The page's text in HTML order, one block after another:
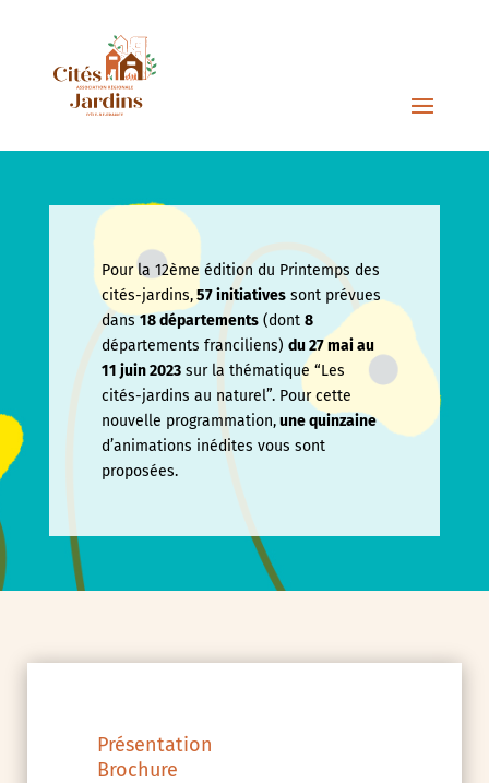
Pour la 12ème édition du Printemps des
cités-jardins,57 initiativessont prévues
dans18 départements(dont 8
départements franciliens) du 27 mai au
11 juin2023sur la thématique “Les
cités-jardins au naturel”. Pour cette
nouvelle programmation,une quinzaine
d’animations inédites vous sont
proposées.
Présentation
Brochure